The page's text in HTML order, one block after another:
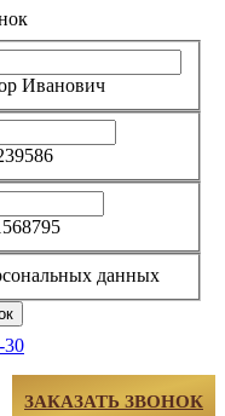
Иванович
данных
30
ЗАКАЗАТЬ ЗВОНОК